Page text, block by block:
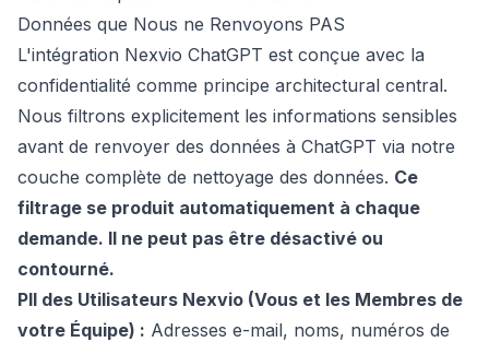
Données que Nous ne Renvoyons PAS
L'intégration Nexvio ChatGPT est conçue avec la
confidentialité comme principe architectural central.
Nous filtrons explicitement les informations sensibles
avant de renvoyer des données à ChatGPT via notre
couche complète de nettoyage des données. Ce
filtrage se produit automatiquement à chaque
demande. Il ne peut pas être désactivé ou
contourné.
PII des Utilisateurs Nexvio (Vous et les Membres de
votre Équipe) : Adresses e-mail, noms, numéros de